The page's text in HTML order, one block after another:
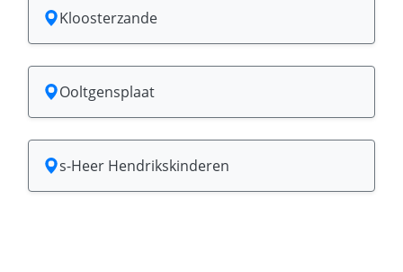
Kloosterzande
Ooltgensplaat
s-Heer Hendrikskinderen